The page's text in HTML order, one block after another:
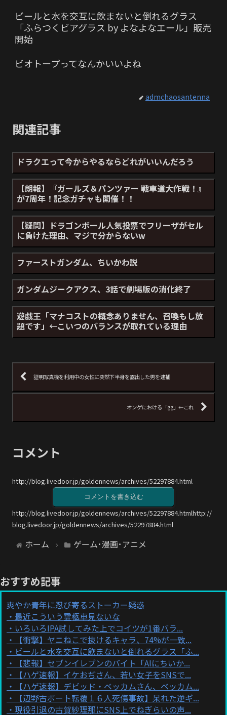
ビールと水を交互に飲まないと倒れるグラス
「ふらつくビアグラス by よなよなエール」販売
開始
ビオトープってなんかいいよね
admchaosantenna
関連記事
ドラクエって今からやるならどれがいいんだろう
【朗報】『ガールズ＆パンツァー 戦車道大作戦！』
が7周年！記念ガチャも開催！！
【疑問】ドラゴンボール人気投票でフリーザがセル
に負けた理由、マジで分からないw
ファーストガンダム、ちいかわ説
ガンダムジークアクス、3話で劇場版の消化終了
遊戯王「マナコストの概念ありません、召喚もし放
題です」←こいつのバランスが取れている理由
証明写真機を利用中の女性に突然下半身を露出した男を逮捕
オンゲにおける「gg」←これ
コメント
http://blog.livedoor.jp/goldennews/archives/52297884.html
コメントを書き込む
http://blog.livedoor.jp/goldennews/archives/52297884.htmlhttp://
blog.livedoor.jp/goldennews/archives/52297884.html
ホーム ゲーム･漫画･アニメ
おすすめ記事
爽やか青年に忍び寄るストーカー疑惑
最近こういう霊柩車見ないな
いろいろIPA試してみた上でコイツが1番バラ...
【衝撃】ヤニねこで抜けるキャラ、74%が一致...
ビールと水を交互に飲まないと倒れるグラス「ふ...
【悲報】セブンイレブンのバイト「AIにちいか...
【ハゲ速報】イケおぢさん、若い女子をSNSで...
【ハゲ速報】デビッド・ベッカムさん、ベッカム...
【辺野古ボート転覆１６人死傷事故】呆れた逆ギ...
現役引退の古賀紗理那にSNS上でねぎらいの声...